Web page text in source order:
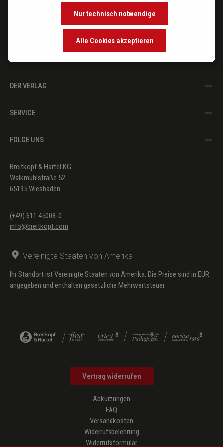
DER VERLAG
SERVICE
FOLGE UNS
Breitkopf & Härtel KG
Walkmühlstraße 52
65195 Wiesbaden
(+49) 611 45008-0
info@breitkopf.com
Vereinigte Staaten von Amerika
Ihr Standort ist Vereinigte Staaten von Amerika. Die Preise sind in EUR
angegeben und enthalten gesetzliche Mehrwertsteuer.
Vertrag widerrufen
Abkürzungen
FAQ
Versandkosten
Widerrufsbelehrung
Widerrufsformular
Nur technisch notwendige
Alle Cookies akzeptieren